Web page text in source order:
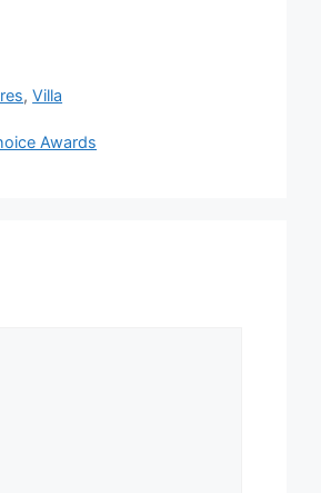
,Villa
Awards